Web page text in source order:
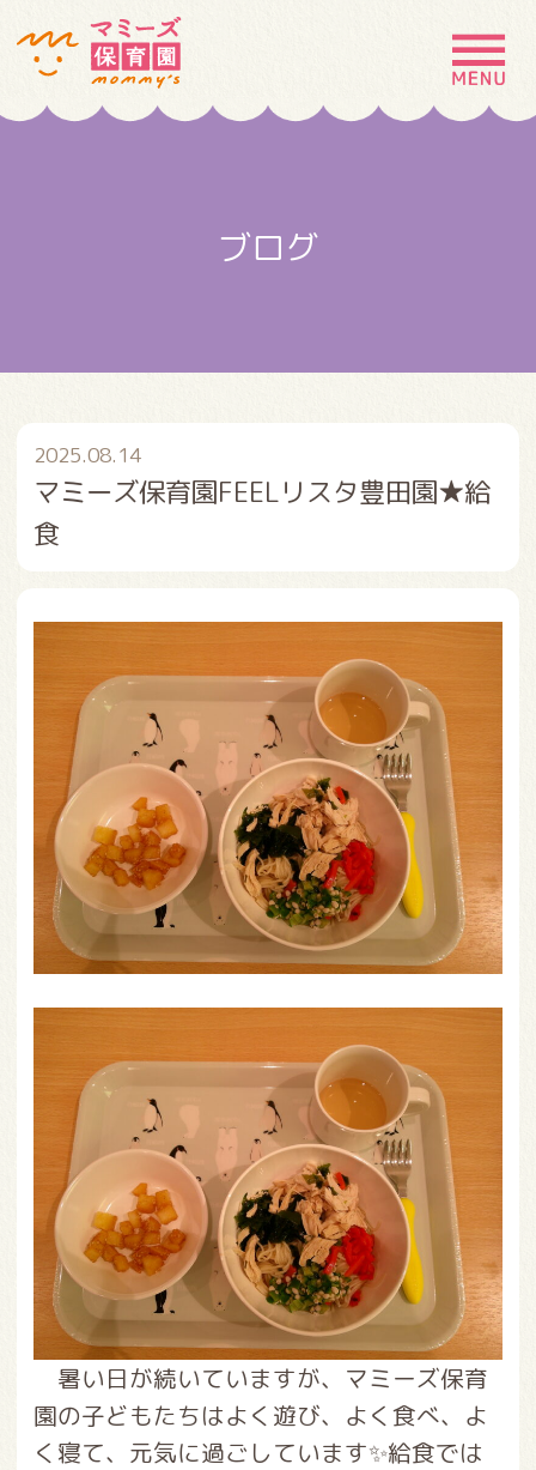
MENU
採用情報 お問い合わせ
ブログ
2025.08.14
マミーズ保育園FEELリスタ豊田園★給
食
暑い日が続いていますが、マミーズ保育
園の子どもたちはよく遊び、よく食べ、よ
く寝て、元気に過ごしています✨給食では